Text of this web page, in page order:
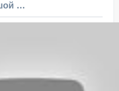
Полезный небольшой видеоурок по этой теме